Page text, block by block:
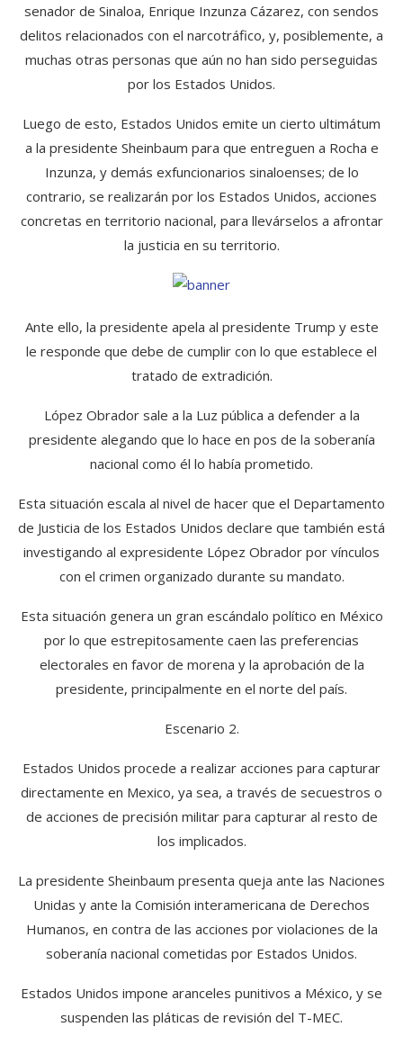
senador de Sinaloa, Enrique Inzunza Cázarez, con sendos
delitos relacionados con el narcotráfico, y, posiblemente, a
muchas otras personas que aún no han sido perseguidas
por los Estados Unidos.
Luego de esto, Estados Unidos emite un cierto ultimátum
a la presidente Sheinbaum para que entreguen a Rocha e
Inzunza, y demás exfuncionarios sinaloenses; de lo
contrario, se realizarán por los Estados Unidos, acciones
concretas en territorio nacional, para llevárselos a afrontar
la justicia en su territorio.
Ante ello, la presidente apela al presidente Trump y este
le responde que debe de cumplir con lo que establece el
tratado de extradición.
López Obrador sale a la Luz pública a defender a la
presidente alegando que lo hace en pos de la soberanía
nacional como él lo había prometido.
Esta situación escala al nivel de hacer que el Departamento
de Justicia de los Estados Unidos declare que también está
investigando al expresidente López Obrador por vínculos
con el crimen organizado durante su mandato.
Esta situación genera un gran escándalo político en México
por lo que estrepitosamente caen las preferencias
electorales en favor de morena y la aprobación de la
presidente, principalmente en el norte del país.
Escenario 2.
Estados Unidos procede a realizar acciones para capturar
directamente en Mexico, ya sea, a través de secuestros o
de acciones de precisión militar para capturar al resto de
los implicados.
La presidente Sheinbaum presenta queja ante las Naciones
Unidas y ante la Comisión interamericana de Derechos
Humanos, en contra de las acciones por violaciones de la
soberanía nacional cometidas por Estados Unidos.
Estados Unidos impone aranceles punitivos a México, y se
suspenden las pláticas de revisión del T-MEC.